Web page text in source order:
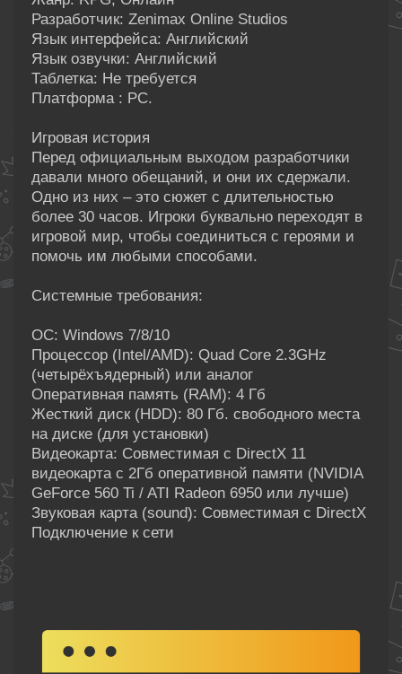
Разработчик: Zenimax Online Studios
Язык интерфейса: Английский
Язык озвучки: Английский
Таблетка: Не требуется
Платформа : PC.
Игровая история
Перед официальным выходом разработчики
давали много обещаний, и они их сдержали.
Одно из них – это сюжет с длительностью
более 30 часов. Игроки буквально переходят в
игровой мир, чтобы соединиться с героями и
помочь им любыми способами.
Системные требования:
ОС: Windows 7/8/10
Процессор (Intel/AMD): Quad Core 2.3GHz
(четырёхъядерный) или аналог
Оперативная память (RAM): 4 Гб
Жесткий диск (HDD): 80 Гб. свободного места
на диске (для установки)
Видеокарта: Совместимая с DirectX 11
видеокарта с 2Гб оперативной памяти (NVIDIA
GeForce 560 Ti / ATI Radeon 6950 или лучше)
Звуковая карта (sound): Совместимая с DirectX
Подключение к сети